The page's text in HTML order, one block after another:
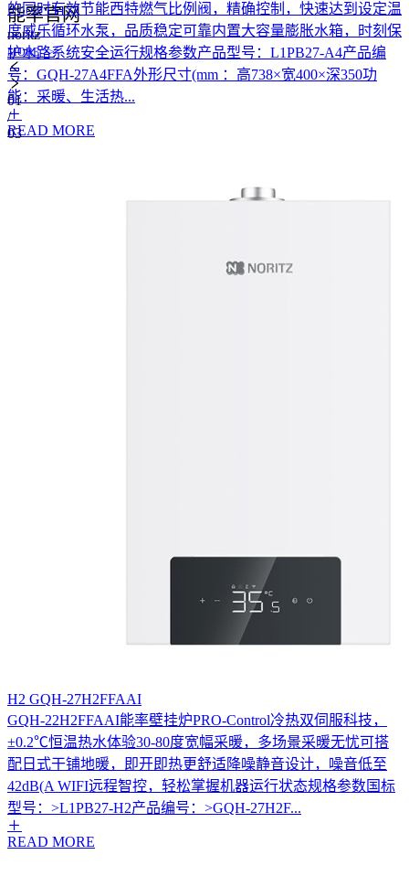
能率官网
noritz
MORE >>
01
/
03
的同时有效节能西特燃气比例阀，精确控制，快速达到设定温
度威乐循环水泵，品质稳定可靠内置大容量膨胀水箱，时刻保
护水路系统安全运行规格参数产品型号：L1PB27-A4产品编
号：GQH-27A4FFA外形尺寸(mm ：高738×宽400×深350功
能：采暖、生活热...
READ MORE
H2 GQH-27H2FFAAI
GQH-22H2FFAAI能率壁挂炉PRO-Control冷热双伺服科技，
±0.2℃恒温热水体验30-80度宽幅采暖，多场景采暖无忧可搭
配日式干铺地暖，即开即热更舒适降噪静音设计，噪音低至
42dB(A WIFI远程智控，轻松掌握机器运行状态规格参数国标
型号：>L1PB27-H2产品编号：>GQH-27H2F...
READ MORE